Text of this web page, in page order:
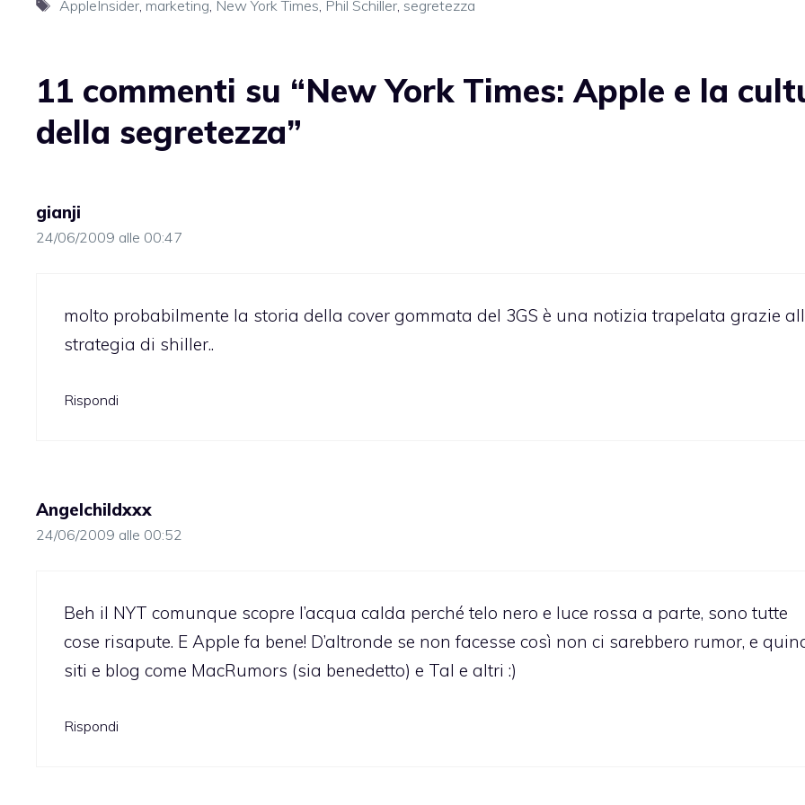
Tag
AppleInsider, marketing New York Times Phil Schiller, segretezza
11 commenti su “New York Times: Apple e la
della segretezza”
gianji
24/06/2009 alle 00:47
molto probabilmente la storia della cover gommata del 3GS è una notizia trapelata grazie
strategia di shiller..
Rispondi
Angelchildxxx
24/06/2009 alle 00:52
Beh il NYT comunque scopre l’acqua calda perché telo nero e luce rossa a parte, sono tutte
cose risapute. E Apple fa bene! D’altronde se non facesse così non ci sarebbero rumor, e
siti e blog come MacRumors (sia benedetto) e Tal e altri :)
Rispondi